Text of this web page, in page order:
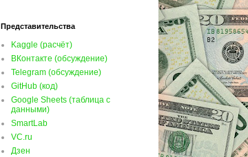
Представительства
Kaggle (расчёт)
ВКонтакте (обсуждение)
Telegram (обсуждение)
GitHub (код)
Google Sheets (таблица с
данными)
SmartLab
VC.ru
Дзен